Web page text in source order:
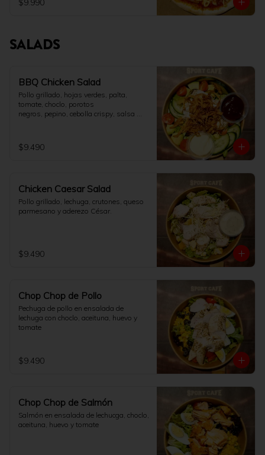
$9.990
SALADS
BBQ Chicken Salad
Pollo grillado, hojas verdes, palta,
tomate, choclo, porotos
negros, pepino, cebolla crispy, salsa
$9.490
Chicken Caesar Salad
Pollo grillado, lechuga, crutones, queso
parmesano y aderezo César.
$9.490
Chop Chop de Pollo
Pechuga de pollo en ensalada de
lechuga con choclo, aceituna, huevo y
tomate
$9.490
Chop Chop de Salmón
Salmón en ensalada de lechucga, choclo,
aceituna, huevo y tomate